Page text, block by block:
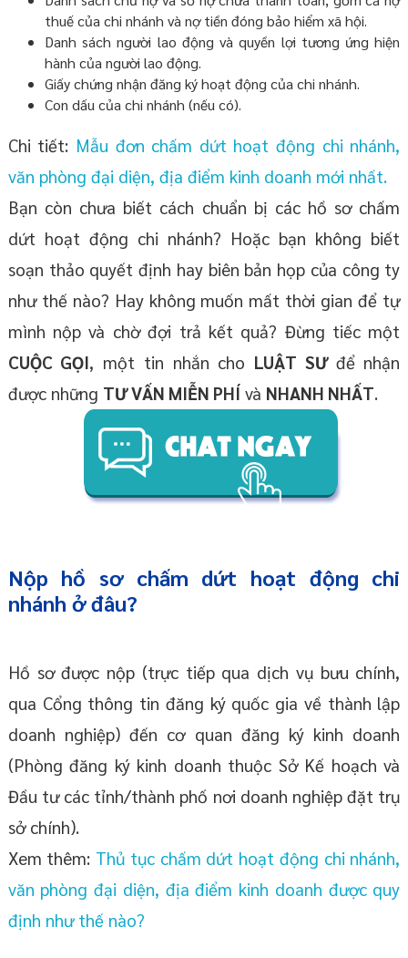
thuế của chi nhánh và nợ tiền đóng bảo hiểm xã hội.
Danh sách người lao động và quyền lợi tương ứng hiện
hành của người lao động.
Giấy chứng nhận đăng ký hoạt động của chi nhánh.
Con dấu của chi nhánh (nếu có).
Chi tiết: Mẫu đơn chấm dứt hoạt động chi nhánh,
văn phòng đại diện, địa điểm kinh doanh mới nhất.
Bạn còn chưa biết cách chuẩn bị các hồ sơ chấm
dứt hoạt động chi nhánh? Hoặc bạn không biết
soạn thảo quyết định hay biên bản họp của công ty
như thế nào? Hay không muốn mất thời gian để tự
mình nộp và chờ đợi trả kết quả? Đừng tiếc một
CUỘC GỌI, một tin nhắn cho LUẬT SƯ để nhận
được những TƯ VẤN MIỄN PHÍvà NHANH NHẤT.
Nộp hồ sơ chấm dứt hoạt động chi
nhánh ở đâu?
Hồ sơ được nộp (trực tiếp qua dịch vụ bưu chính,
qua Cổng thông tin đăng ký quốc gia về thành lập
doanh nghiệp) đến cơ quan đăng ký kinh doanh
(Phòng đăng ký kinh doanh thuộc Sở Kế hoạch và
Đầu tư các tỉnh/thành phố nơi doanh nghiệp đặt trụ
sở chính).
Xem thêm: Thủ tục chấm dứt hoạt động chi nhánh,
văn phòng đại diện, địa điểm kinh doanh được quy
định như thế nào?